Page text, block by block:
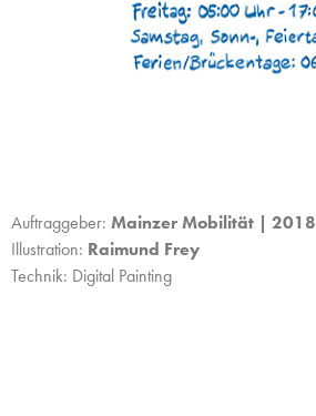
Auftraggeber: Mainzer Mobilität | 2018
Illustration: Raimund Frey
Technik: Digital Painting